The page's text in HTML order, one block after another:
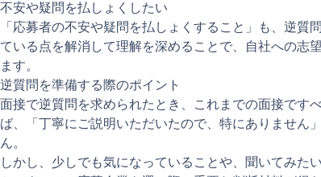
不安や疑問を払しょくしたい
「応募者の不安や疑問を払しょくすること」も、逆質
ている点を解消して理解を深めることで、自社への志
ます。
逆質問を準備する際のポイント
面接で逆質問を求められたとき、これまでの面接です
ば、「丁寧にご説明いただいたので、特にありません
ん。
しかし、少しでも気になっていることや、聞いてみた